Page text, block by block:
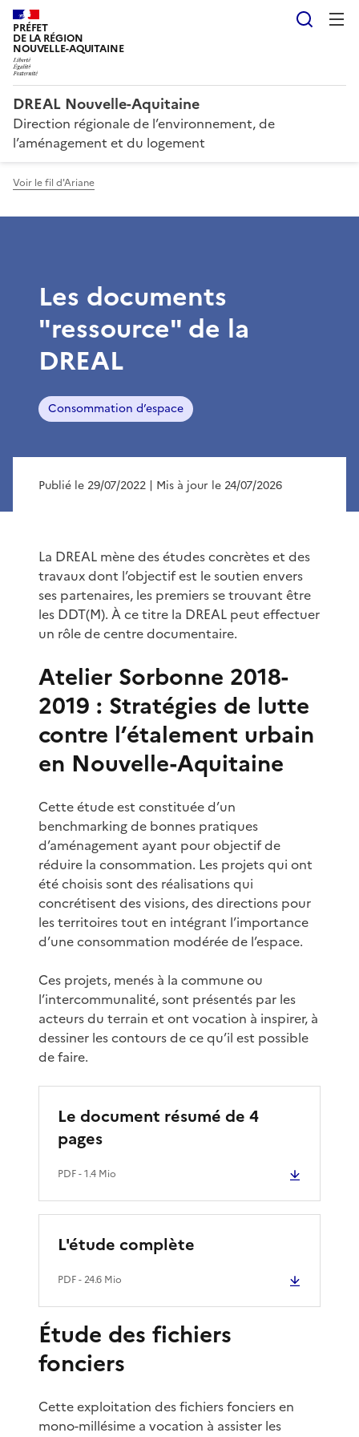
PRÉFET
DE LA RÉGION
NOUVELLE-AQUITAINE
DREAL Nouvelle-Aquitaine
Direction régionale de l’environnement, de
l’aménagement et du logement
Voir le fil d'Ariane
Les documents
"ressource" de la
DREAL
Consommation d’espace
Publié le 29/07/2022 | Mis à jour le 24/07/2026
La DREAL mène des études concrètes et des
travaux dont l’objectif est le soutien envers
ses partenaires, les premiers se trouvant être
les DDT(M). À ce titre la DREAL peut effectuer
un rôle de centre documentaire.
Atelier Sorbonne 2018-
2019 : Stratégies de lutte
contre l’étalement urbain
en Nouvelle-Aquitaine
Cette étude est constituée d’un
benchmarking de bonnes pratiques
d’aménagement ayant pour objectif de
réduire la consommation. Les projets qui ont
été choisis sont des réalisations qui
concrétisent des visions, des directions pour
les territoires tout en intégrant l’importance
d’une consommation modérée de l’espace.
Ces projets, menés à la commune ou
l’intercommunalité, sont présentés par les
acteurs du terrain et ont vocation à inspirer, à
dessiner les contours de ce qu’il est possible
de faire.
Le document résumé de 4
pages
PDF- 1.4 Mio
L'étude complète
PDF- 24.6 Mio
Étude des fichiers
fonciers
Cette exploitation des fichiers fonciers en
mono-millésime a vocation à assister les